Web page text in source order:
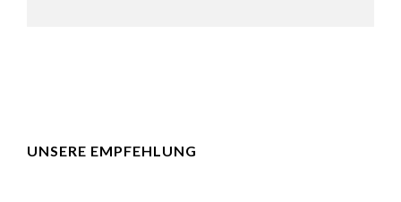
UNSERE EMPFEHLUNG